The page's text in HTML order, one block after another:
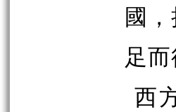
國
足
西